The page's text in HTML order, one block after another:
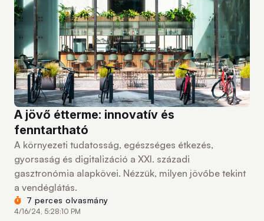
A jövő étterme: innovatív és
fenntartható
A környezeti tudatosság, egészséges étkezés,
gyorsaság és digitalizáció a XXI. századi
gasztronómia alapkövei. Nézzük, milyen jövőbe tekint
a vendéglátás.
7 perces olvasmány
4/16/24, 5:28:10 PM